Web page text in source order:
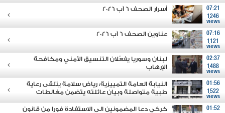
07:21
1246
views
أسرار الصحف 6 آب 2026
07:16
1121
views
عناوين الصحف 6 آب 2026
02:37
1488
views
لبنان وسوريا يفعّلان التنسيق الأمني ومكافحة
الإرهاب
01:56
1522
views
النيابة العامة التمييزية: رياض سلامة يتلقى رعاية
طبية متواصلة وبيان عائلته يتضمن مغالطات
01:52
كركي دعا المضمونين الى الاستفادة فورا من قانون